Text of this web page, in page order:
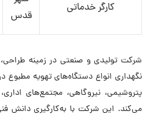
کارگر خدماتی
قدس
شرکت تولیدی و صنعتی در زمینه
نگهداری انواع دستگاه‌های تهویه مطبوع
پتروشیمی، نیروگاهی، مجتمع‌های
می‌کند. این شرکت با به‌کارگیری دانش